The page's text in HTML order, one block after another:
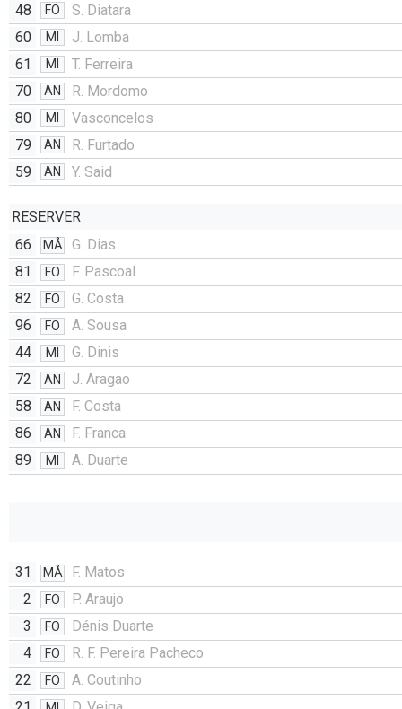
48
FO
S. Diatara
60
MI
J. Lomba
61
MI
T. Ferreira
70
AN
R. Mordomo
80
MI
Vasconcelos
79
AN
R. Furtado
59
AN Y. Said
RESERVER
66
MÅ
G. Dias
81
FO
F. Pascoal
82
FO
G. Costa
96
FO
A. Sousa
44
MI
G. Dinis
72
AN
J. Aragao
58
AN
F. Costa
86
AN
F. Franca
89
MI A. Duarte
31 MÅ
F. Matos
2
FO
P. Araujo
3
FO
Dénis Duarte
4
FO
R. F. Pereira Pacheco
22
FO
A. Coutinho